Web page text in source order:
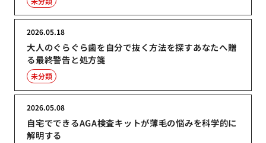
大人のぐらぐら歯を自分で抜く方法を探すあなたへ贈
る最終警告と処方箋
2026.05.18
未分類
自宅でできるAGA検査キットが薄毛の悩みを科学的に
解明する
2026.05.08